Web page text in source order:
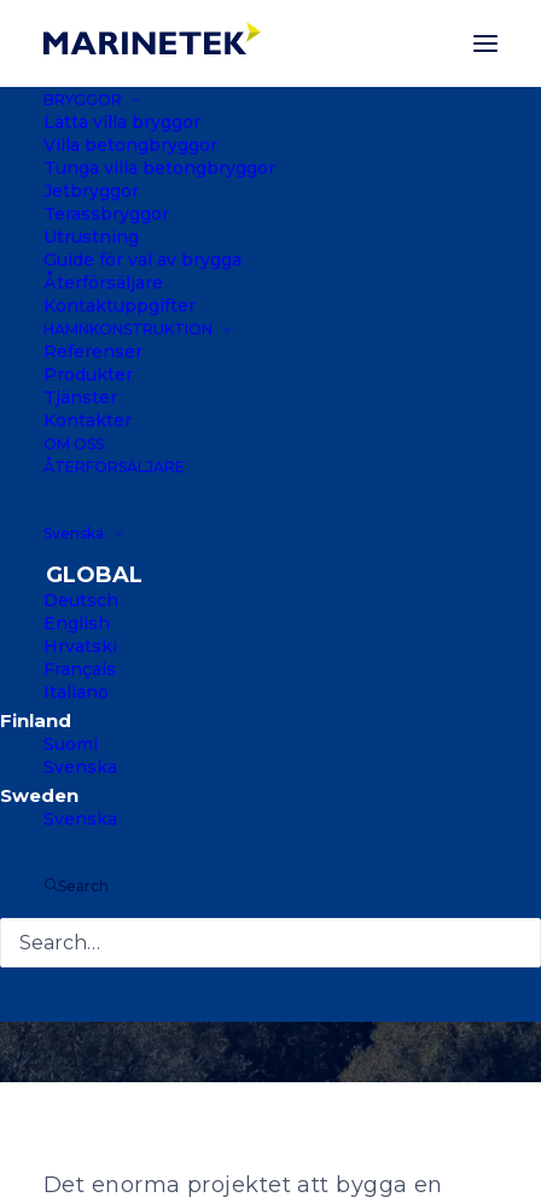
BRYGGOR
Lätta villa bryggor
Villa betongbryggor
Tunga villa betongbryggor
Jetbryggor
Terassbryggor
Utrustning
Guide för val av brygga
Återförsäljare
Kontaktuppgifter
HAMNKONSTRUKTION
Referenser
Produkter
Tjänster
Kontakter
OM OSS
ÅTERFÖRSÄLJARE
Svenska
Deutsch
English
Hrvatski
Français
Italiano
Suomi
Svenska
Svenska
Search
MARINA, GIBRALTAR
Det enorma projektet att bygga en